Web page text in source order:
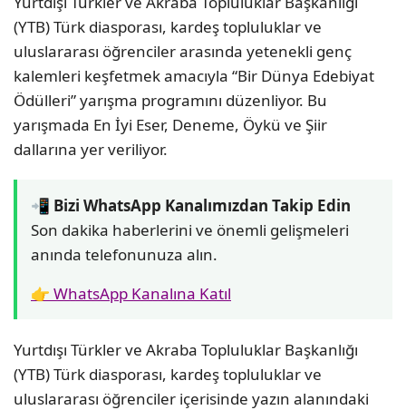
(YTB) Türk diasporası, kardeş topluluklar ve
uluslararası öğrenciler arasında yetenekli genç
kalemleri keşfetmek amacıyla “Bir Dünya Edebiyat
Ödülleri” yarışma programını düzenliyor. Bu
yarışmada En İyi Eser, Deneme, Öykü ve Şiir
dallarına yer veriliyor.
📲 Bizi WhatsApp Kanalımızdan Takip Edin
Son dakika haberlerini ve önemli gelişmeleri
anında telefonunuza alın.
👉 WhatsApp Kanalına Katıl
Yurtdışı Türkler ve Akraba Topluluklar Başkanlığı
(YTB) Türk diasporası, kardeş topluluklar ve
uluslararası öğrenciler içerisinde yazın alanındaki